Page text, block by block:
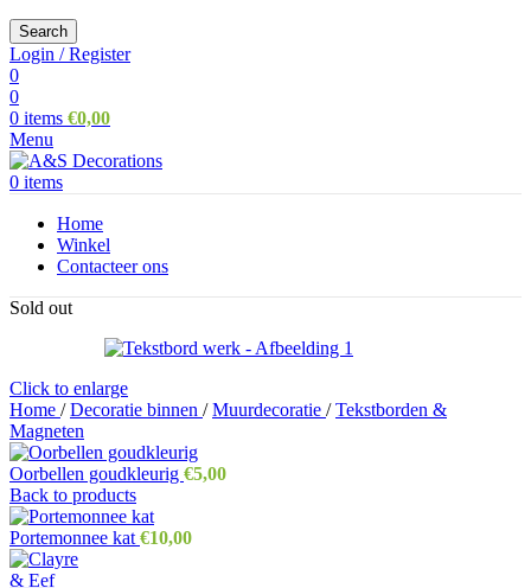
Search
Login / Register
0
0
0 items €0,00
Menu
0 items
Home
Winkel
Contacteer ons
Sold out
Click to enlarge
Home / Decoratie binnen / Muurdecoratie / Tekstborden &
Magneten
Oorbellen goudkleurig €5,00
Back to products
Portemonnee kat €10,00